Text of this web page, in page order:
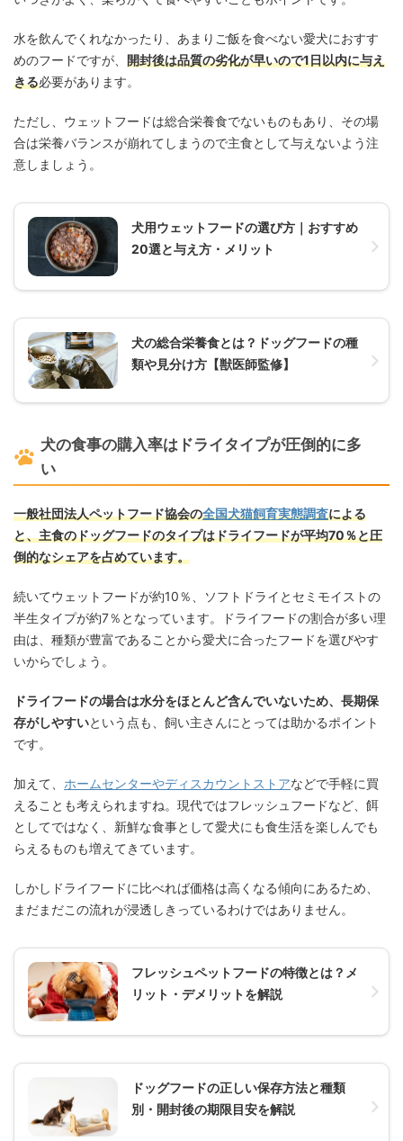
水を飲んでくれなかったり、あまりご飯を食べない愛犬におすす
めのフードですが、 開封後は品質の劣化が早いので1日以内に与え
きる必要があります。
ただし、ウェットフードは総合栄養食でないものもあり、その場
合は栄養バランスが崩れてしまうので主食として与えないよう注
意しましょう。
犬用ウェットフードの選び方｜おすすめ
20選と与え方・メリット
犬の総合栄養食とは？ドッグフードの種
類や見分け方【獣医師監修】
犬の食事の購入率はドライタイプが圧倒的に多
い
一般社団法人ペットフード協会の全国犬猫飼育実態調査による
と、主食のドッグフードのタイプはドライフードが平均70％と圧
倒的なシェアを占めています。
続いてウェットフードが約10％、ソフトドライとセミモイストの
半生タイプが約7％となっています。ドライフードの割合が多い理
由は、種類が豊富であることから愛犬に合ったフードを選びやす
いからでしょう。
ドライフードの場合は水分をほとんど含んでいないため、長期保
存がしやすいという点も、飼い主さんにとっては助かるポイント
です。
加えて、 ホームセンターやディスカウントストアなどで手軽に買
えることも考えられますね。現代ではフレッシュフードなど、餌
としてではなく、新鮮な食事として愛犬にも食生活を楽しんでも
らえるものも増えてきています。
しかしドライフードに比べれば価格は高くなる傾向にあるため、
まだまだこの流れが浸透しきっているわけではありません。
フレッシュペットフードの特徴とは？メ
リット・デメリットを解説
ドッグフードの正しい保存方法と種類
別・開封後の期限目安を解説